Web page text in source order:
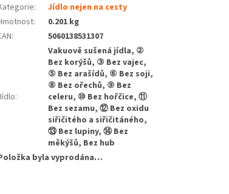
:
Jídlo nejen na cesty
:
0.201 kg
: 5060138531307
:
Vakuově sušená jídla, ②
Bez korýšů, ③ Bez vajec,
⑤ Bez arašídů, ⑥ Bez soji,
⑧ Bez ořechů, ⑨ Bez
celeru, ⑩ Bez hořčice, ⑪
Bez sezamu, ⑫ Bez oxidu
siřičitého a siřičitáného,
⑬ Bez lupiny, ⑭ Bez
měkýšů, Bez hub
byla vyprodána…